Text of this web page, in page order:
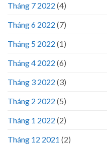
Tháng 7 2022 (4)
Tháng 6 2022 (7)
Tháng 5 2022 (1)
Tháng 4 2022 (6)
Tháng 3 2022 (3)
Tháng 2 2022 (5)
Tháng 1 2022 (2)
Tháng 12 2021 (2)